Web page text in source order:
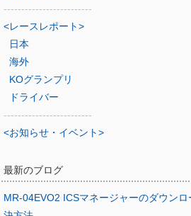
-------------------------
<レースレポート>
日本
海外
KOグランプリ
ドライバー
-------------------------
<お知らせ・イベント>
最新のブログ
MR-04EVO2 ICSマネージャーのダウン